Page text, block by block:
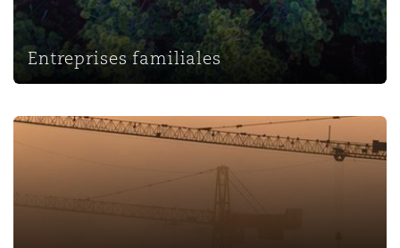
Entreprises familiales
Projets et construction